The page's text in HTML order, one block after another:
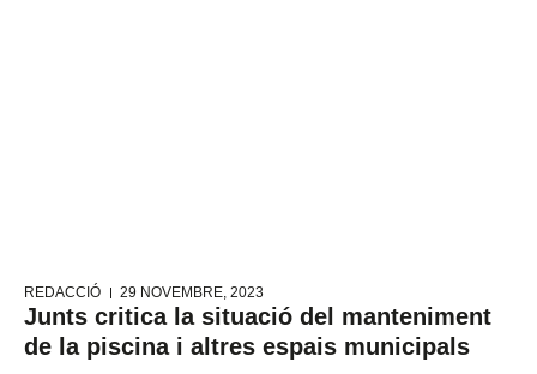
REDACCIÓ 29 NOVEMBRE, 2023
Junts critica la situació del manteniment
de la piscina i altres espais municipals